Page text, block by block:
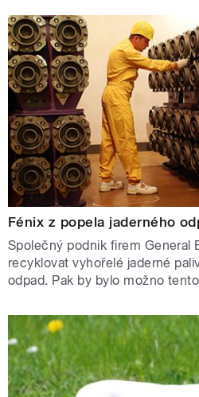
Fénix z popela jaderného
Společný podnik firem General
recyklovat vyhořelé jaderné
odpad. Pak by bylo možno